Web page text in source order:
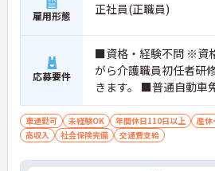
雇用形態 正社員(正職員)
応募要件
■資格・経験不問 ※資
がら介護職員初任者研
きます。 ■普通自動車
車通勤可 未経験OK 年間休日110日以上
産休
高収入
社会保険完備 交通費支給